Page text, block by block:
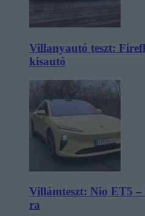
Villanyautó teszt:
kisautó
Villámteszt: Nio ET5
ra